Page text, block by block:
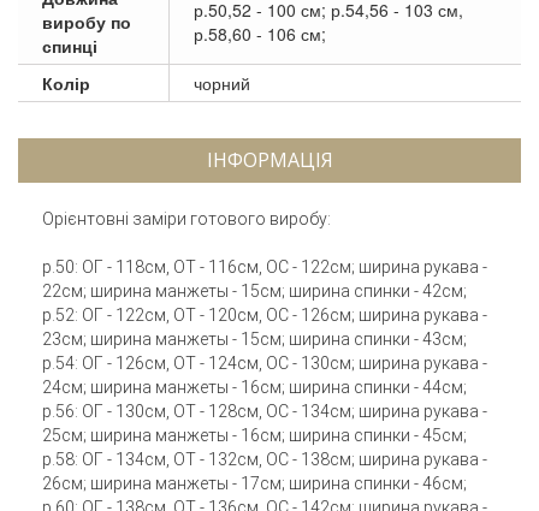
виробу по
спинці
р.50,52 - 100 см; р.54,56 - 103 см,
р.58,60 - 106 см;
Колір чорний
ІНФОРМАЦІЯ
Орієнтовні заміри готового виробу:
р.50: ОГ - 118см, ОТ - 116см, ОС - 122см; ширина рукава -
22см; ширина манжеты - 15см; ширина спинки - 42см;
р.52: ОГ - 122см, ОТ - 120см, ОС - 126см; ширина рукава -
23см; ширина манжеты - 15см; ширина спинки - 43см;
р.54: ОГ - 126см, ОТ - 124см, ОС - 130см; ширина рукава -
24см; ширина манжеты - 16см; ширина спинки - 44см;
р.56: ОГ - 130см, ОТ - 128см, ОС - 134см; ширина рукава -
25см; ширина манжеты - 16см; ширина спинки - 45см;
р.58: ОГ - 134см, ОТ - 132см, ОС - 138см; ширина рукава -
26см; ширина манжеты - 17см; ширина спинки - 46см;
р.60: ОГ - 138см, ОТ - 136см, ОС - 142см; ширина рукава -